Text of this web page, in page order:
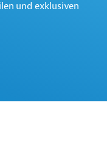
und exklusiven